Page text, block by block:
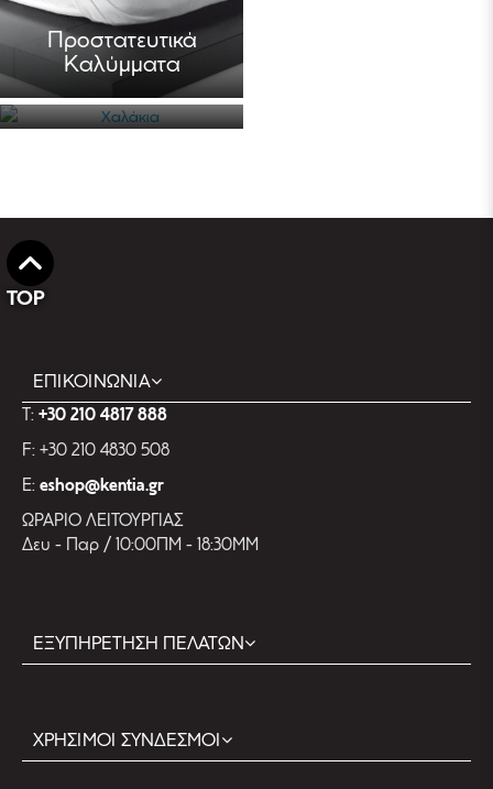
Χαλάκια
Προστατευτικά
Καλύμματα
Χαλάκια
TOP
ΕΠΙΚΟΙΝΩΝΙΑ
T: +30 210 4817 888
F: +30 210 4830 508
E: eshop@kentia.gr
ΩΡΑΡΙΟ ΛΕΙΤΟΥΡΓΙΑΣ
Δευ - Παρ / 10:00ΠΜ - 18:30ΜΜ
ΕΞΥΠΗΡΕΤΗΣΗ ΠΕΛΑΤΩΝ
ΧΡΗΣΙΜΟΙ ΣΥΝΔΕΣΜΟΙ